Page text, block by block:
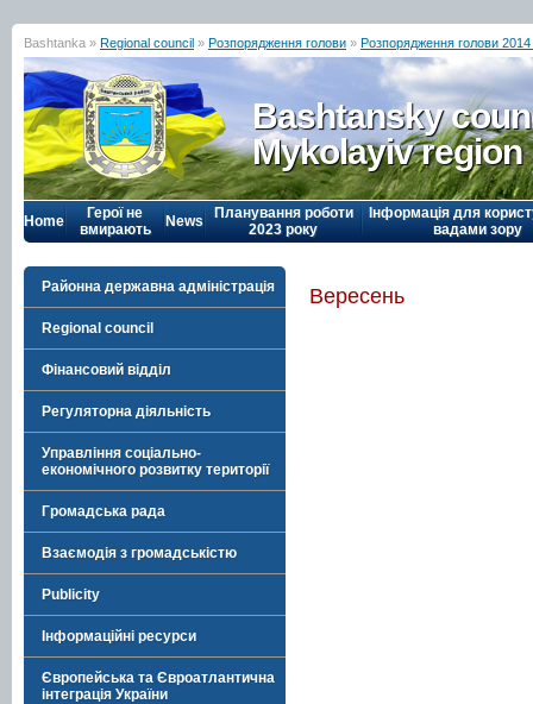
Bashtanka » Regional council » Розпорядження голови » Розпорядження голови 2014
Bashtansky
Mykolayiv region
Home
Герої не
вмирають
News
Планування роботи
2023 року
Інформація для
вадами зору
Районна державна адміністрація
Regional council
Фінансовий відділ
Регуляторна діяльність
Управління соціально-
економічного розвитку території
Громадська рада
Взаємодія з громадськістю
Publicity
Інформаційні ресурси
Європейська та Євроатлантична
інтеграція України
Вересень